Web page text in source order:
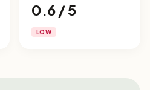
0.6 / 5
LOW